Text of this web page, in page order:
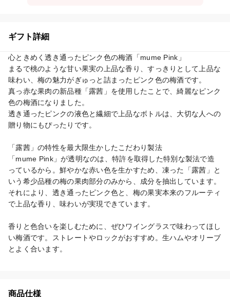
ギフト詳細
心ときめく透き通ったピンク色の梅酒「mume Pink」
まるで桃のような甘い果実の上品な香り、すっきりとして上品な
味わい、梅の魅力がぎゅっと詰まったピンク色の梅酒です。
真っ赤な果肉の新品種「露茜」を使用したことで、綺麗なピンク
色の梅酒になりました。
透き通ったピンクの液色と繊細で上品なボトルは、大切な人への
贈り物にもぴったりです。
「露茜」の特性を最大限生かしたこだわり製法
「mume Pink」が透明なのは、特許を取得した特別な製法で造
っているから。鮮やかな赤い色を生かすため、凍った「露茜」と
いう希少品種の梅の果肉部分のみから、成分を抽出しています。
それにより、透き通ったピンク色と、梅の果実本来のフルーティ
で上品な香り、味わいが実現できています。
香りと色合いを楽しむために、ぜひワイングラスで味わってほし
い梅酒です。ストレートやロックがおすすめ。生ハムやオリーブ
とよく合います。
商品仕様